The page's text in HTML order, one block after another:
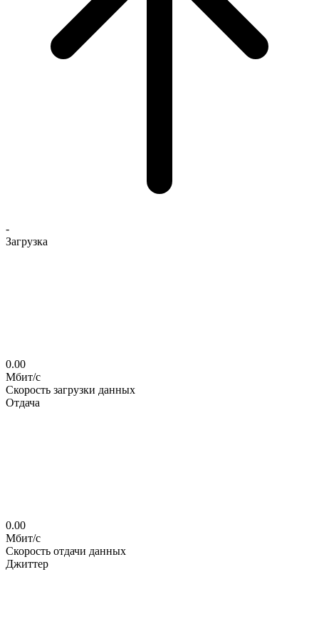
-
Загрузка
0.00
Мбит/с
Скорость загрузки данных
Отдача
0.00
Мбит/с
Скорость отдачи данных
Джиттер